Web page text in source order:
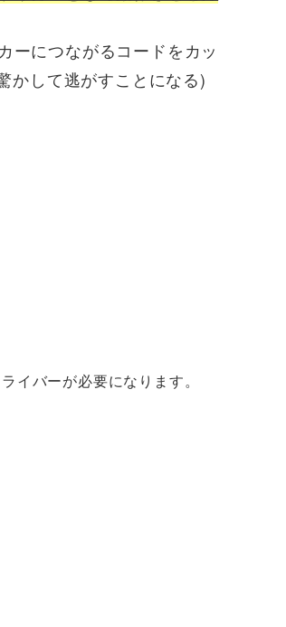
ーにつながるコードをカッ
かして逃がすことになる)
イバーが必要になります。